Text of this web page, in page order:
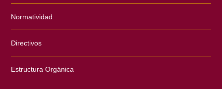
Normatividad
Directivos
Estructura Orgánica